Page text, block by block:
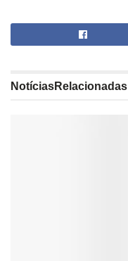
NotíciasRelacionadas